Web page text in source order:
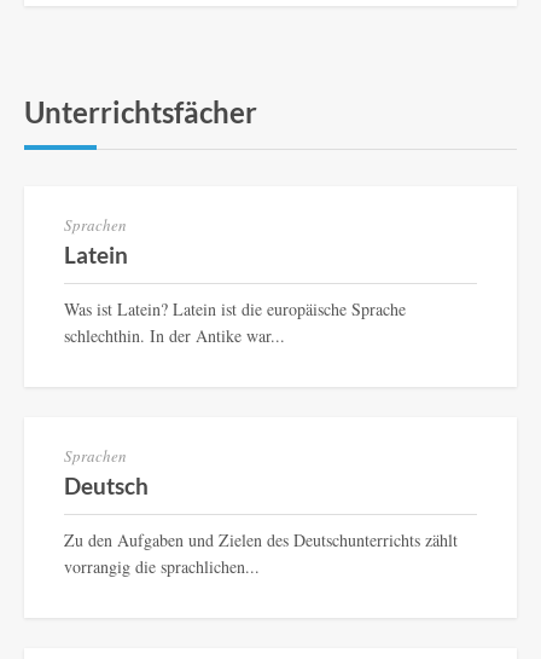
Unterrichtsfächer
Sprachen
Latein
Was ist Latein? Latein ist die europäische Sprache
schlechthin. In der Antike war...
Sprachen
Deutsch
Zu den Aufgaben und Zielen des Deutschunterrichts zählt
vorrangig die sprachlichen...